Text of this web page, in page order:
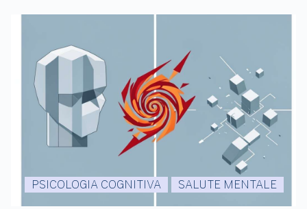
PSICOLOGIA COGNITIVA SALUTE MENTALE